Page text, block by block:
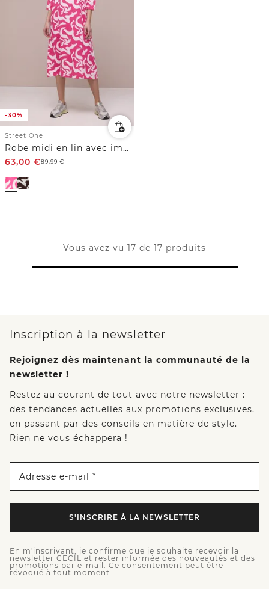
-30%
Street One
Robe midi en lin avec imprimé
63,00 €89,99€
Vous avez vu 17 de 17 produits
Inscription à la newsletter
Rejoignez dès maintenant la communauté de la
newsletter !
Restez au courant de tout avec notre newsletter :
des tendances actuelles aux promotions exclusives,
en passant par des conseils en matière de style.
Rien ne vous échappera !
Adresse e-mail *
S'INSCRIRE À LA NEWSLETTER
En m'inscrivant, je confirme que je souhaite recevoir la
newsletter CECIL et rester informée des nouveautés et des
promotions par e-mail. Ce consentement peut être
révoqué à tout moment.